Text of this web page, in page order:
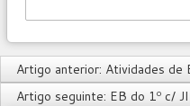
Artigo anterior: Atividades de
Artigo seguinte: EB do 1º c/